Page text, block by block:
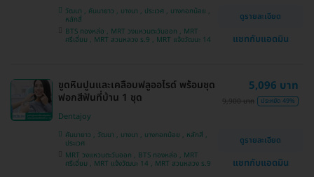
วัฒนา , คันนายาว , บางนา , ประเวศ , บางกอกน้อย ,
หลักสี่
BTS ทองหล่อ , MRT วงแหวนตะวันออก , MRT
ศรีเอี่ยม , MRT สวนหลวง ร.9 , MRT แจ้งวัฒนะ 14
ดูรายละเอียด
แชทกับแอดมิน
ขูดหินปูนและเคลือบฟลูออไรด์ พร้อมชุด
ฟอกสีฟันที่บ้าน 1 ชุด
Dentajoy
คันนายาว , วัฒนา , บางนา , บางกอกน้อย , หลักสี่ ,
ประเวศ
MRT วงแหวนตะวันออก , BTS ทองหล่อ , MRT
ศรีเอี่ยม , MRT แจ้งวัฒนะ 14 , MRT สวนหลวง ร.9
5,096 บาท
9,900 บาท ประหยัด 49%
ดูรายละเอียด
แชทกับแอดมิน